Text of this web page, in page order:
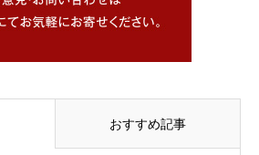
おすすめ記事